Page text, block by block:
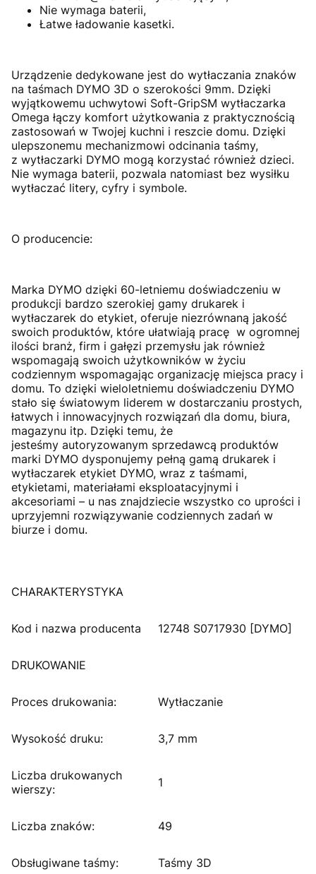
Nie wymaga baterii,
Łatwe ładowanie kasetki.
Urządzenie dedykowane jest do wytłaczania znaków
na taśmach DYMO 3D o szerokości 9mm. Dzięki
wyjątkowemu uchwytowi Soft-GripSM wytłaczarka
Omega łączy komfort użytkowania z praktycznością
zastosowań w Twojej kuchni i reszcie domu. Dzięki
ulepszonemu mechanizmowi odcinania taśmy,
z wytłaczarki DYMO mogą korzystać również dzieci.
Nie wymaga baterii, pozwala natomiast bez wysiłku
wytłaczać litery, cyfry i symbole.
O producencie:
Marka DYMO dzięki 60-letniemu doświadczeniu w
produkcji bardzo szerokiej gamy drukarek i
wytłaczarek do etykiet, oferuje niezrównaną jakość
swoich produktów, które ułatwiają pracę w ogromnej
ilości branż, firm i gałęzi przemysłu jak również
wspomagają swoich użytkowników w życiu
codziennym wspomagając organizację miejsca pracy i
domu. To dzięki wieloletniemu doświadczeniu DYMO
stało się światowym liderem w dostarczaniu prostych,
łatwych i innowacyjnych rozwiązań dla domu, biura,
magazynu itp. Dzięki temu, że
jesteśmy autoryzowanym sprzedawcą produktów
marki DYMO dysponujemy pełną gamą drukarek i
wytłaczarek etykiet DYMO, wraz z taśmami,
etykietami, materiałami eksploatacyjnymi i
akcesoriami – u nas znajdziecie wszystko co uprości i
uprzyjemni rozwiązywanie codziennych zadań w
biurze i domu.
CHARAKTERYSTYKA
Kod i nazwa producenta 12748 S0717930 [DYMO]
DRUKOWANIE
Proces drukowania: Wytłaczanie
Wysokość druku: 3,7 mm
Liczba drukowanych
wierszy:
1
Liczba znaków: 49
Obsługiwane taśmy: Taśmy 3D